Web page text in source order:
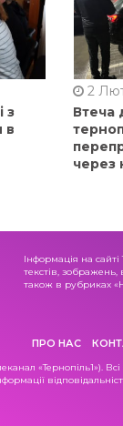
з
в
2
Втеча
через
Інформація на
текстів,
також в рубриках
ПРО НАС
«Тернопіль1»).